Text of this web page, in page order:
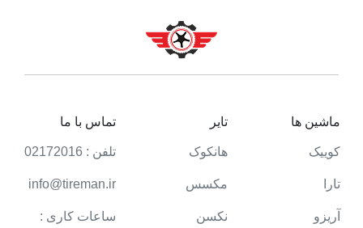
ماشین ها
کوییک
تارا
آریزو
تایر
هانکوک
مکسس
نکسن
تماس با ما
تلفن : 02172016
info@tireman.ir
ساعات کاری :